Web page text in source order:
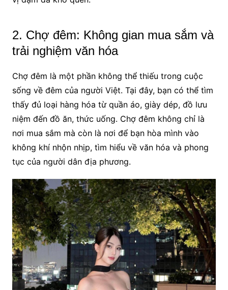
2. Chợ đêm: Không gian mua sắm và
trải nghiệm văn hóa
Chợ đêm là một phần không thể thiếu trong cuộc
sống về đêm của người Việt. Tại đây, bạn có thể tìm
thấy đủ loại hàng hóa từ quần áo, giày dép, đồ lưu
niệm đến đồ ăn, thức uống. Chợ đêm không chỉ là
nơi mua sắm mà còn là nơi để bạn hòa mình vào
không khí nhộn nhịp, tìm hiểu về văn hóa và phong
tục của người dân địa phương.